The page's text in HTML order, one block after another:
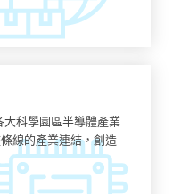
科學園區半導體產業
線的產業連結，創造